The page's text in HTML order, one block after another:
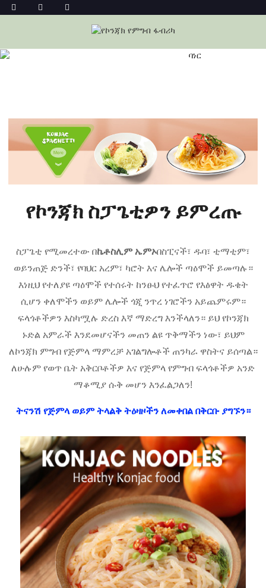
የኮንጃክ ስፓጌቲ ጅምላ ሽያጭ
የኮንጃክ ስፓጌቲዎን ይምረጡ
ስፓጌቲ የሚመረተው በኬቶስሊም ኤምኦበስፒናች፣ ዱባ፣ ቲማቲም፣
ወይንጠጅ ድንች፣ የባህር አረም፣ ካሮት እና ሌሎች ጣዕሞች ይመጣሉ።
እነዚህ የተለያዩ ጣዕሞች የተሰሩት ከንፁህ የተፈጥሮ የእፅዋት ዱቄት
ሲሆን ቀለሞችን ወይም ሌሎች ጎጂ ንጥረ ነገሮችን አይጨምሩም።
ፍላጎቶችዎን እስካሟሉ ድረስ እኛ ማድረግ እንችላለን። ይህ የኮንጃክ
ኑድል አምራች እንደመሆናችን መጠን ልዩ ጥቅማችን ነው፣ ይህም
ለኮንጃክ ምግብ የጅምላ ማምረቻ አገልግሎቶች ጠንካራ ዋስትና ይሰጣል።
ለሁሉም የወጥ ቤት አቅርቦቶችዎ እና የጅምላ የምግብ ፍላጎቶችዎ አንድ
ማቆሚያ ሱቅ መሆን እንፈልጋለን!
ትናንሽ የጅምላ ወይም ትላልቅ ትዕዛዞችን ለመቀበል በቅርቡ ያግኙን።